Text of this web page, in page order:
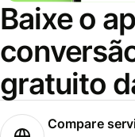
Baixe o
gratuito
Compare